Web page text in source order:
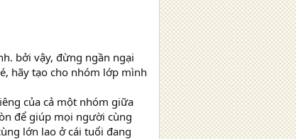
bởi vậy, đừng ngần ngại
hãy tạo cho nhóm lớp mình
của cả một nhóm giữa
để giúp mọi người cùng
lớn lao ở cái tuổi đang